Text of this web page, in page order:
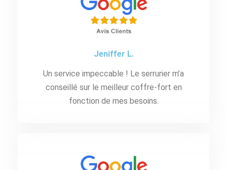
Jeniffer L.
Un service impeccable ! Le serrurier m’a
conseillé sur le meilleur coffre-fort en
fonction de mes besoins.